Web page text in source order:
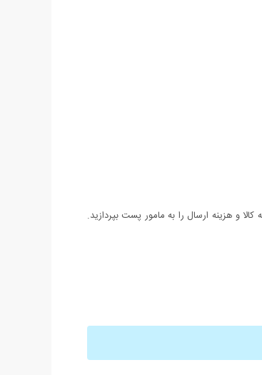
و هزینه ارسال را به مامور پست بپردازید.